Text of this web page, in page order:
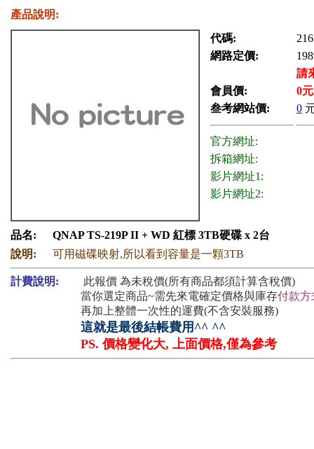
產品說明:
代碼:
網路定價:
請
會員價:
0
叁考網站價:
0
官方網址:
拆箱網址:
影片網址1:
影片網址2:
品名:
QNAP TS-219P II + WD 紅標 3TB硬碟 x 2台
說明:
可用磁碟映射,所以看到容量是一顆3TB
計費說明:
此報價 為未稅價(所有商品都須計算含稅價)
當你選定商品~需先來電確定價格與庫存付款方
再加上整體一次性的運費(不含安裝服務)
這就是最後結帳費用^^ ^^
PS. 價格變化大, 上面價格,僅為參考